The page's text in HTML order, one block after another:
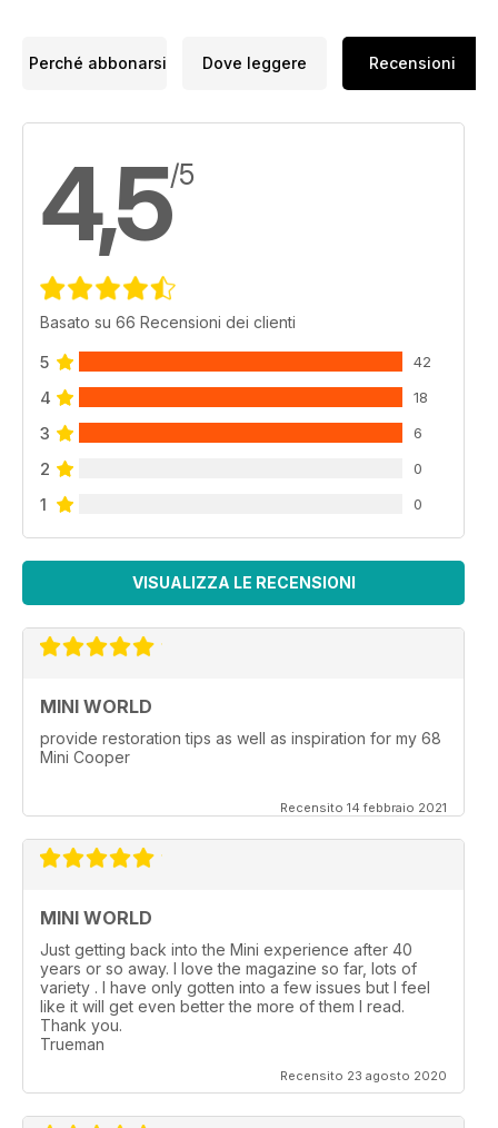
Perché abbonarsi Dove leggere Recensioni
4,5/5
Basato su 66 Recensioni dei clienti
5 42
4 18
3 6
2 0
1 0
VISUALIZZA LE RECENSIONI
MINI WORLD
provide restoration tips as well as inspiration for my 68
Mini Cooper
Recensito 14 febbraio 2021
MINI WORLD
Just getting back into the Mini experience after 40
years or so away. I love the magazine so far, lots of
variety . I have only gotten into a few issues but I feel
like it will get even better the more of them I read.
Thank you.
Trueman
Recensito 23 agosto 2020